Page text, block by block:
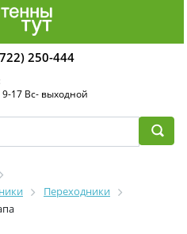
250-444
17 Вс- выходной
Переходники